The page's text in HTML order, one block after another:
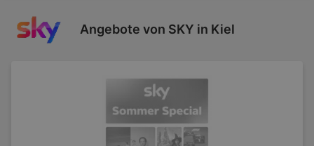
Angebote von SKY in Kiel